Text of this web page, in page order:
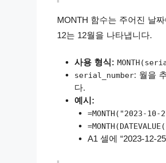
MONTH 함수는 주어진 날
12는 12월을 나타냅니다.
사용 형식:
serial_number: 월을
다.
예시:
=MONTH("2023-10-
A1 셀에 “2023-12-